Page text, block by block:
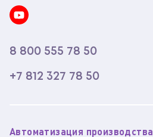
8 800 555 78 50
+7 812 327 78 50
Автоматизация производства